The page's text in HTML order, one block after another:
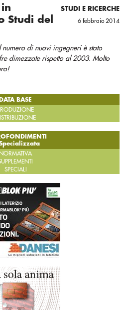
STUDI E RICERCHE
6 febbraio 2014
Studi del
di nuovi ingegneri è stato
dimezzate rispetto al 2003. Molto
DATA BASE
NORMATIVA
SPECIALI